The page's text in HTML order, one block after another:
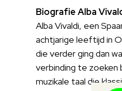
Biografie Alba
Alba Vivaldi, een
achtjarige leeftijd in
die verder ging dan
verbinding te zoeken
muzikale taal die